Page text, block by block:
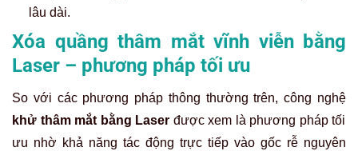
lâu dài.
Xóa quầng thâm mắt vĩnh viễn bằng
Laser – phương pháp tối ưu
So với các phương pháp thông thường trên, công nghệ
khử thâm mắt bằng Laser được xem là phương pháp tối
ưu nhờ khả năng tác động trực tiếp vào gốc rễ nguyên